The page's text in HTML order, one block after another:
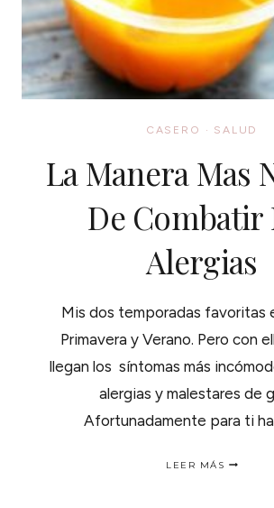
CASERO · SALUD
La Manera Mas
De Combatir
Alergias
Mis dos temporadas favoritas
Primavera y Verano. Pero con
llegan los síntomas más
alergias y malestares de
Afortunadamente para ti
LEER MÁS